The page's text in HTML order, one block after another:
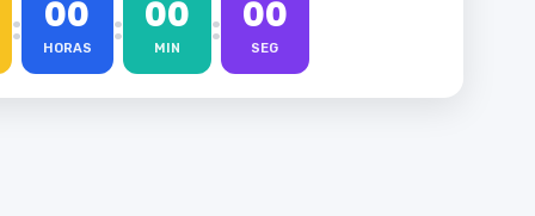
: 00
HORAS : 00
MIN : 00
SEG